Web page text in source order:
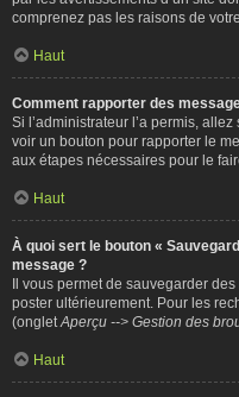
comprenez pas les raisons de
Haut
Comment rapporter des
Si l’administrateur l’a permis,
voir un bouton pour rapporter le
aux étapes nécessaires pour le
Haut
À quoi sert le bouton «
message ?
Il vous permet de sauvegarder
poster ultérieurement. Pour les
(onglet Aperçu --> Gestion des
Haut